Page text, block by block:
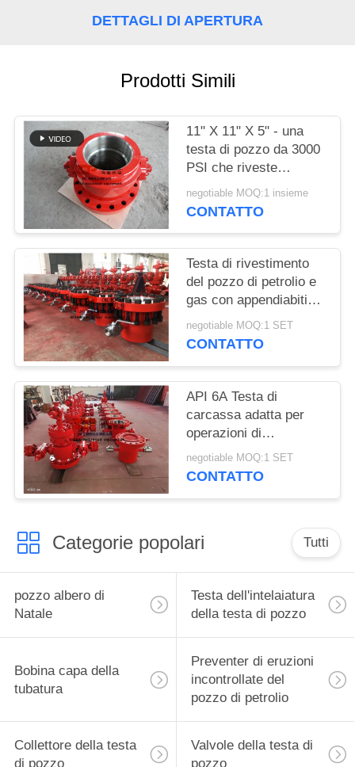
DETTAGLI DI APERTURA
Prodotti Simili
11" X 11" X 5" - una
testa di pozzo da 3000
PSI che riveste
processo capo di
pezzo fucinato della
negotiable MOQ:1 insieme
CONTATTO
Testa di rivestimento
del pozzo di petrolio e
gas con appendiabiti
per le apparecchiature
di rivestimento del
negotiable MOQ:1 SET
CONTATTO
API 6A Testa di
carcassa adatta per
operazioni di
perforazione di pozzi di
petrolio e gas
negotiable MOQ:1 SET
CONTATTO
Categorie popolari Tutti
pozzo albero di
Natale
Testa dell'intelaiatura
della testa di pozzo
Bobina capa della
tubatura
Preventer di eruzioni
incontrollate del
pozzo di petrolio
Collettore della testa
di pozzo
Valvole della testa di
pozzo